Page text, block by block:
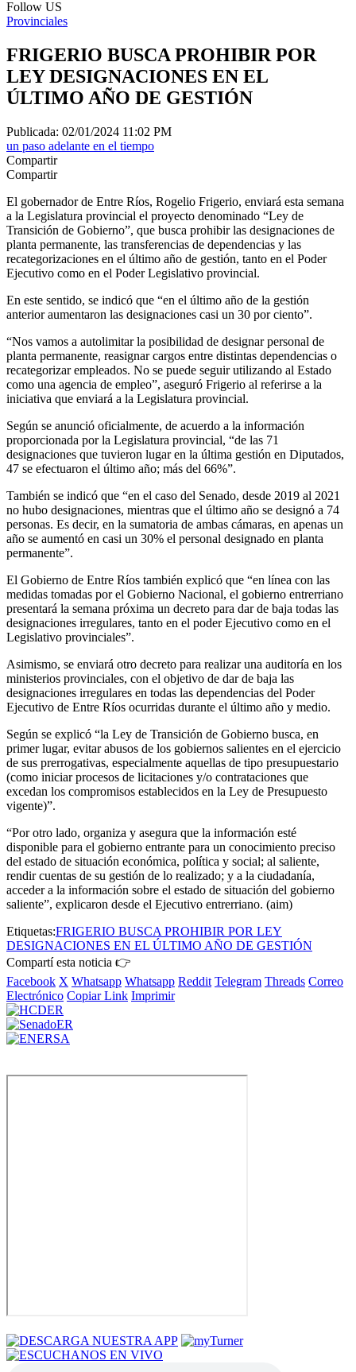
Follow US
Provinciales
FRIGERIO BUSCA PROHIBIR POR
LEY DESIGNACIONES EN EL
ÚLTIMO AÑO DE GESTIÓN
Publicada: 02/01/2024 11:02 PM
un paso adelante en el tiempo
Compartir
Compartir
El gobernador de Entre Ríos, Rogelio Frigerio, enviará esta semana
a la Legislatura provincial el proyecto denominado “Ley de
Transición de Gobierno”, que busca prohibir las designaciones de
planta permanente, las transferencias de dependencias y las
recategorizaciones en el último año de gestión, tanto en el Poder
Ejecutivo como en el Poder Legislativo provincial.
En este sentido, se indicó que “en el último año de la gestión
anterior aumentaron las designaciones casi un 30 por ciento”.
“Nos vamos a autolimitar la posibilidad de designar personal de
planta permanente, reasignar cargos entre distintas dependencias o
recategorizar empleados. No se puede seguir utilizando al Estado
como una agencia de empleo”, aseguró Frigerio al referirse a la
iniciativa que enviará a la Legislatura provincial.
Según se anunció oficialmente, de acuerdo a la información
proporcionada por la Legislatura provincial, “de las 71
designaciones que tuvieron lugar en la última gestión en Diputados,
47 se efectuaron el último año; más del 66%”.
También se indicó que “en el caso del Senado, desde 2019 al 2021
no hubo designaciones, mientras que el último año se designó a 74
personas. Es decir, en la sumatoria de ambas cámaras, en apenas un
año se aumentó en casi un 30% el personal designado en planta
permanente”.
El Gobierno de Entre Ríos también explicó que “en línea con las
medidas tomadas por el Gobierno Nacional, el gobierno entrerriano
presentará la semana próxima un decreto para dar de baja todas las
designaciones irregulares, tanto en el poder Ejecutivo como en el
Legislativo provinciales”.
Asimismo, se enviará otro decreto para realizar una auditoría en los
ministerios provinciales, con el objetivo de dar de baja las
designaciones irregulares en todas las dependencias del Poder
Ejecutivo de Entre Ríos ocurridas durante el último año y medio.
Según se explicó “la Ley de Transición de Gobierno busca, en
primer lugar, evitar abusos de los gobiernos salientes en el ejercicio
de sus prerrogativas, especialmente aquellas de tipo presupuestario
(como iniciar procesos de licitaciones y/o contrataciones que
excedan los compromisos establecidos en la Ley de Presupuesto
vigente)”.
“Por otro lado, organiza y asegura que la información esté
disponible para el gobierno entrante para un conocimiento preciso
del estado de situación económica, política y social; al saliente,
rendir cuentas de su gestión de lo realizado; y a la ciudadanía,
acceder a la información sobre el estado de situación del gobierno
saliente”, explicaron desde el Ejecutivo entrerriano. (aim)
Etiquetas:FRIGERIO BUSCA PROHIBIR POR LEY
DESIGNACIONES EN EL ÚLTIMO AÑO DE GESTIÓN
Compartí esta noticia 👉
Facebook X Whatsapp Whatsapp Reddit Telegram Threads Correo
Electrónico Copiar Link Imprimir